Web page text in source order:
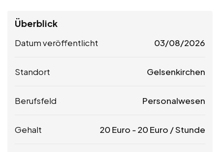
Überblick
Datum veröffentlicht 03/08/2026
Standort Gelsenkirchen
Berufsfeld Personalwesen
Gehalt 20 Euro - 20 Euro / Stunde